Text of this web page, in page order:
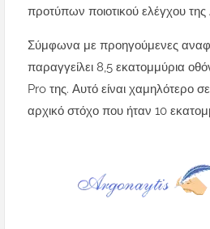
προτύπων ποιοτικού ελέγχου
Σύμφωνα με προηγούμενες
παραγγείλει 8,5 εκατομμύρια
Pro της. Αυτό είναι χαμηλότερο
αρχικό στόχο που ήταν 10